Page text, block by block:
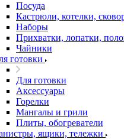
Посуда
Кастрюли, котелки,
Наборы
Прихватки, лопатки,
Чайники
готовки
Для готовки
Аксессуары
Горелки
Мангалы и грили
Плиты, обогреватели
ящики, тележки